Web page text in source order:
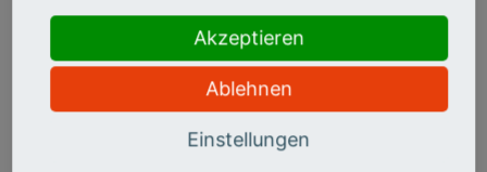
Themenpragmatismus und Herdentrieb
Durch diesen strukturellen Wandel
entstehe bei vielen Wissenschaftlern ein
Akzeptieren
Ablehnen
Einstellungen